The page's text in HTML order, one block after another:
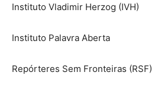
Instituto Vladimir Herzog (IVH)
Instituto Palavra Aberta
Repórteres Sem Fronteiras (RSF)